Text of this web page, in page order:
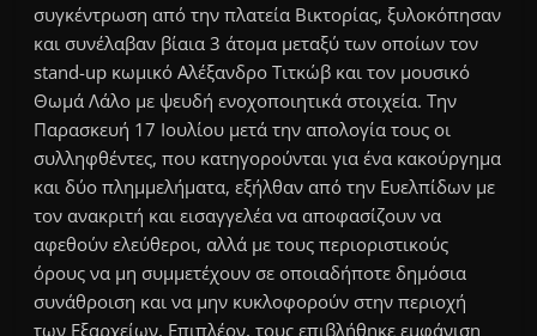
συγκέντρωση από την πλατεία Βικτορίας, ξυλοκόπησαν
και συνέλαβαν βίαια 3 άτομα μεταξύ των οποίων τον
stand-up κωμικό Αλέξανδρο Τιτκώβ και τον μουσικό
Θωμά Λάλο με ψευδή ενοχοποιητικά στοιχεία. Την
Παρασκευή 17 Ιουλίου μετά την απολογία τους οι
συλληφθέντες, που κατηγορούνται για ένα κακούργημα
και δύο πλημμελήματα, εξήλθαν από την Ευελπίδων με
τον ανακριτή και εισαγγελέα να αποφασίζουν να
αφεθούν ελεύθεροι, αλλά με τους περιοριστικούς
όρους να μη συμμετέχουν σε οποιαδήποτε δημόσια
συνάθροιση και να μην κυκλοφορούν στην περιοχή
των Εξαρχείων. Επιπλέον, τους επιβλήθηκε εμφάνιση